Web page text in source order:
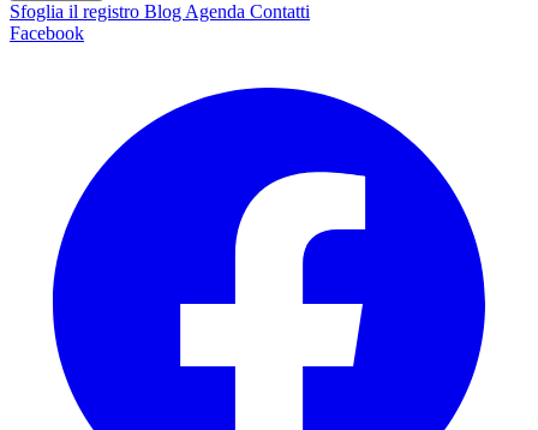
Sfoglia il registro Blog Agenda Contatti
Facebook